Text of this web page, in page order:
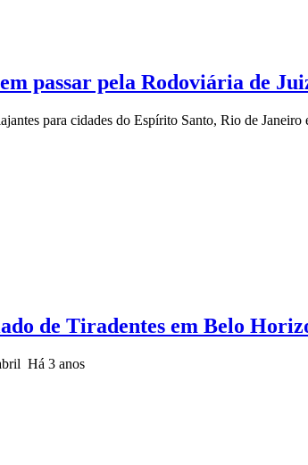
passar pela Rodoviária de
para cidades do Espírito Santo, Rio de
de Tiradentes em Belo
Há 3 anos